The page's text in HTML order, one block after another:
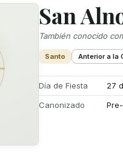
San
También conocido
Santo Anterior a la
Día de Fiesta
27
Canonizado